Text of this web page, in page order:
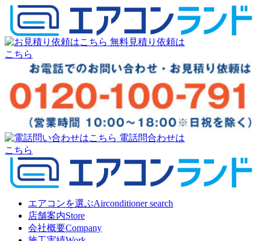
無料見積り依頼は
こちら
電話問合わせは
こちら
エアコンを選ぶAirconditioner search
店舗案内Store
会社概要Company